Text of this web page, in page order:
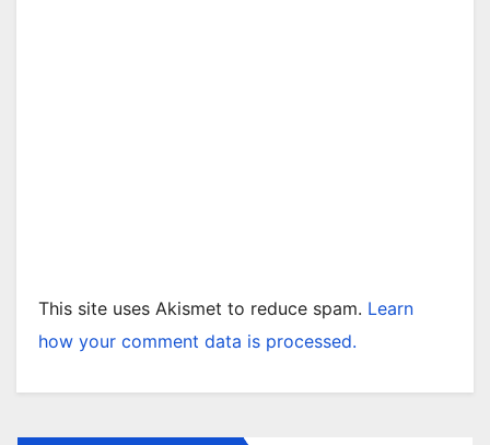
This site uses Akismet to reduce spam. Learn
how your comment data is processed.